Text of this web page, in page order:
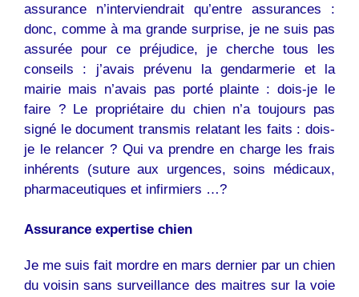
assurance n’interviendrait qu’entre assurances :
donc, comme à ma grande surprise, je ne suis pas
assurée pour ce préjudice, je cherche tous les
conseils : j’avais prévenu la gendarmerie et la
mairie mais n’avais pas porté plainte : dois-je le
faire ? Le propriétaire du chienn’a toujours pas
signé le document transmis relatant les faits : dois-
je le relancer ? Qui va prendre en charge les frais
inhérents (suture aux urgences, soins médicaux,
pharmaceutiques et infirmiers …?
Assurance expertise chien
Je me suis fait mordre en mars dernier par un chien
du voisin sans surveillance des maitres sur la voie